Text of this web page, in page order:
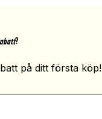
?
på ditt första köp!